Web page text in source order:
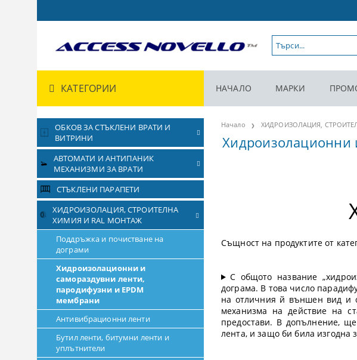
КАТЕГОРИИ НАЧАЛО МАРКИ
ОБКОВ ЗА СТЪКЛЕНИ ВРАТИ И
ВИТРИНИ
АВТОМАТИ И АНТИПАНИК
МЕХАНИЗМИ ЗА ВРАТИ
СТЪКЛЕНИ ПАРАПЕТИ
ХИДРОИЗОЛАЦИЯ, СТРОИТЕЛНА
ХИМИЯ И RAL МОНТАЖ
Поддръжка и почистване на
дограми
Хидроизолационни и
самораздувни ленти,
пародифузни и EPDM
мембрани
Антивибрационни ленти
Бутил ленти, битумни ленти и
уплътнители
Начало ХИДРОИЗОЛАЦИЯ,
Хидроизолационни
Същност на продуктите от
С общото название
дограма. В това число
на отличния й външен вид и
механизма на действие на
предостави. В допълнение,
лента, и защо би била изгодна